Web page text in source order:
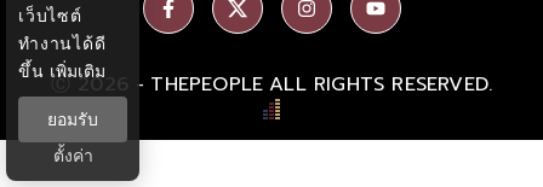
Ⓒ 2026 - THEPEOPLE ALL RIGHTS RESERVED.
เว็บไซต์
ทำงานได้ดี
ขึ้น เพิ่มเติม
ยอมรับ
ตั้งค่า